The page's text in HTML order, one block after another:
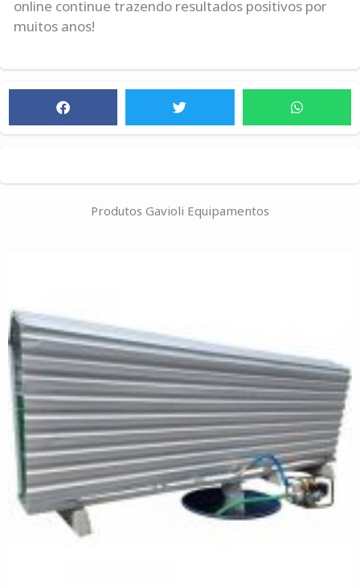
online continue trazendo resultados positivos por
muitos anos!
Produtos Gavioli Equipamentos